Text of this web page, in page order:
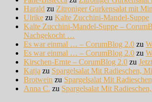
Harald zu Zitroniger Gurkensalat mit
Ulrike zu Kalte Zucchini-Mandel-Suppe
Kalte Zucchini-Mandel-Suppe –
Nachgekocht …
Es war einmal … – CorumBlog 2.0 zu
Es war einmal … – CorumBlog 2.0 zu
Kirschen-Ernte – CorumBlog 2.0 zu
Katja zu Spargelsalat Mit Radieschen,
Brotwein zu Spargelsalat Mit
Anna C. zu Spargelsalat Mit